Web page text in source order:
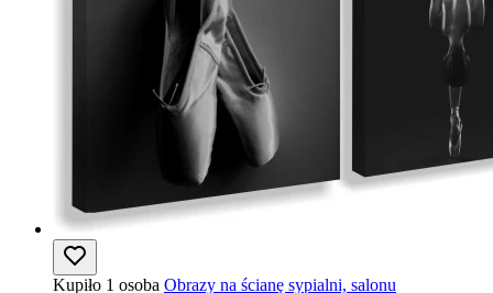
Kupiło 1 osoba Obrazy na ścianę sypialni, salonu